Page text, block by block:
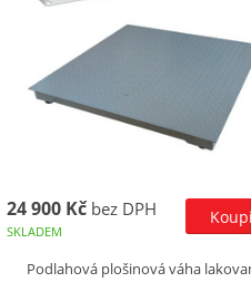
24 900 Kč bez DPH
SKLADEM
Podlahová plošinová váha